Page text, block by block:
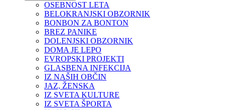
OSEBNOST LETA
BELOKRANJSKI OBZORNIK
BONBON ZA BONTON
BREZ PANIKE
DOLENJSKI OBZORNIK
DOMA JE LEPO
EVROPSKI PROJEKTI
GLASBENA INFEKCIJA
IZ NAŠIH OBČIN
JAZ, ŽENSKA
IZ SVETA KULTURE
IZ SVETA ŠPORTA